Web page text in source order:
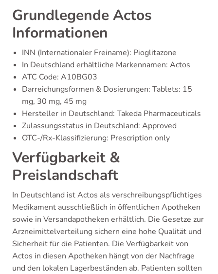
Grundlegende Actos
Informationen
INN (Internationaler Freiname): Pioglitazone
In Deutschland erhältliche Markennamen: Actos
ATC Code: A10BG03
Darreichungsformen & Dosierungen: Tablets: 15
mg, 30 mg, 45 mg
Hersteller in Deutschland: Takeda Pharmaceuticals
Zulassungsstatus in Deutschland: Approved
OTC-/Rx-Klassifizierung: Prescription only
Verfügbarkeit &
Preislandschaft
In Deutschland ist Actos als verschreibungspflichtiges
Medikament ausschließlich in öffentlichen Apotheken
sowie in Versandapotheken erhältlich. Die Gesetze zur
Arzneimittelverteilung sichern eine hohe Qualität und
Sicherheit für die Patienten. Die Verfügbarkeit von
Actos in diesen Apotheken hängt von der Nachfrage
und den lokalen Lagerbeständen ab. Patienten sollten